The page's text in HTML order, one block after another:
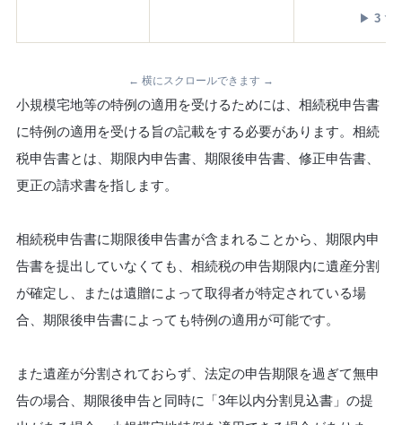
▶3 で
← 横にスクロールできます →
小規模宅地等の特例の適用を受けるためには、相続税申告書
に特例の適用を受ける旨の記載をする必要があります。相続
税申告書とは、期限内申告書、期限後申告書、修正申告書、
更正の請求書を指します。
相続税申告書に期限後申告書が含まれることから、期限内申
告書を提出していなくても、相続税の申告期限内に遺産分割
が確定し、または遺贈によって取得者が特定されている場
合、期限後申告書によっても特例の適用が可能です。
また遺産が分割されておらず、法定の申告期限を過ぎて無申
告の場合、期限後申告と同時に「3年以内分割見込書」の提